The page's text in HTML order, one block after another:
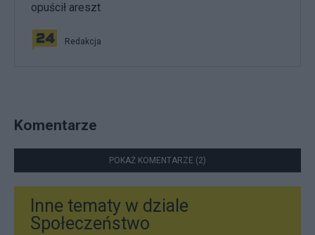
opuścił areszt
Redakcja
Komentarze
POKAŻ KOMENTARZE (2)
Inne tematy w dziale
Społeczeństwo